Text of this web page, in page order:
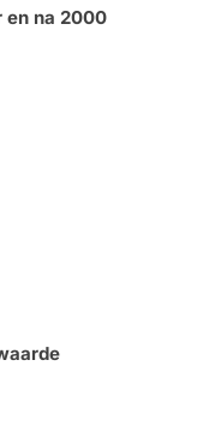
en na 2000